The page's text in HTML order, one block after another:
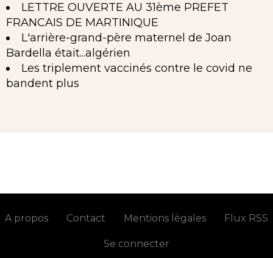
LETTRE OUVERTE AU 31ème PREFET
FRANCAIS DE MARTINIQUE
L'arrière-grand-père maternel de Joan
Bardella était...algérien
Les triplement vaccinés contre le covid ne
bandent plus
A propos Contact Mentions légales Flux RSS
Se connecter